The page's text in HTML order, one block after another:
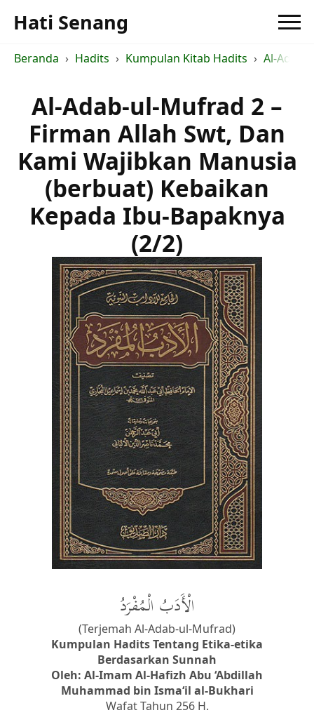
Hati Senang
Beranda Hadits Kumpulan Kitab Hadits Al-Adab-
Al-Adab-ul-Mufrad 2 –
Firman Allah Swt, Dan
Kami Wajibkan Manusia
(berbuat) Kebaikan
Kepada Ibu-Bapaknya
(2/2)
الْأَدَبُ الْمُفْرَدُ
(Terjemah Al-Adab-ul-Mufrad)
Kumpulan Hadits Tentang Etika-etika
Berdasarkan Sunnah
Oleh: Al-Imam Al-Hafizh Abu ‘Abdillah
Muhammad bin Isma‘il al-Bukhari
Wafat Tahun 256 H.